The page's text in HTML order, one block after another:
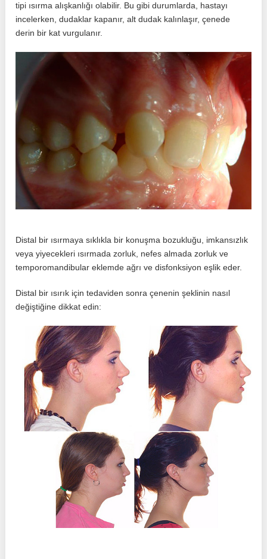
tipi ısırma alışkanlığı olabilir. Bu gibi durumlarda, hastayı
incelerken, dudaklar kapanır, alt dudak kalınlaşır, çenede
derin bir kat vurgulanır.
Distal bir ısırmaya sıklıkla bir konuşma bozukluğu, imkansızlık
veya yiyecekleri ısırmada zorluk, nefes almada zorluk ve
temporomandibular eklemde ağrı ve disfonksiyon eşlik eder.
Distal bir ısırık için tedaviden sonra çenenin şeklinin nasıl
değiştiğine dikkat edin: